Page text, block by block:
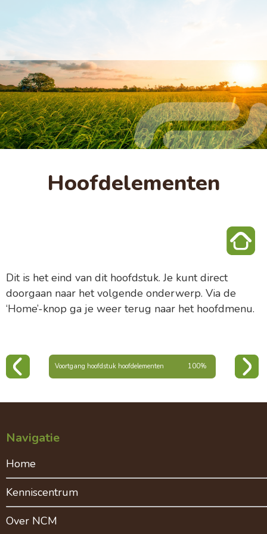
Hoofdelementen
Dit is het eind van dit hoofdstuk. Je kunt direct
doorgaan naar het volgende onderwerp. Via de
‘Home’-knop ga je weer terug naar het hoofdmenu.
Voortgang hoofdstuk hoofdelementen 100%
Navigatie
Home
Kenniscentrum
Over NCM